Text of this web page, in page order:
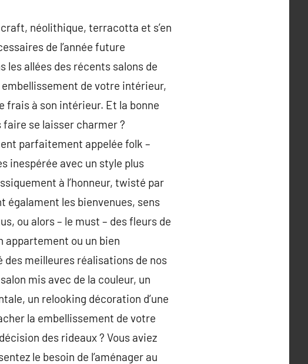
néolithique, terracotta et s’en
de l’année future
allées des récents salons de
de votre intérieur,
à son intérieur. Et la bonne
faire se laisser charmer ?
parfaitement appelée folk –
inespérée avec un style plus
à l’honneur, twisté par
égalament les bienvenues, sens
ou alors – le must – des fleurs de
appartement ou un bien
meilleures réalisations de nos
mis avec de la couleur, un
un relooking décoration d’une
la embellissement de votre
des rideaux ? Vous aviez
le besoin de l’aménager au